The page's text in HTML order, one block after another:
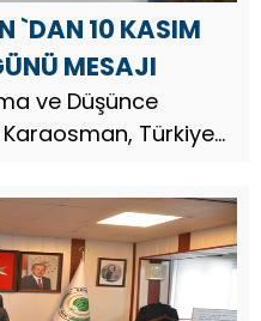
`DAN 10 KASIM
MESAJI
ve Düşünce
Türkiye
dönümü dolayısıyla
bir anma mesajı yayınladı. ...